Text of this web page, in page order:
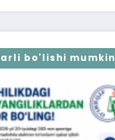
bo'lishi mumkin